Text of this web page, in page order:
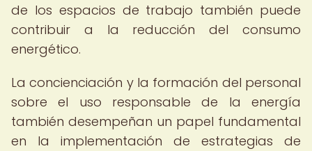
de los espacios de trabajo también puede
contribuir a la reducción del consumo
energético.
La concienciación y la formación del personal
sobre el uso responsable de la energía
también desempeñan un papel fundamental
en la implementación de estrategias de